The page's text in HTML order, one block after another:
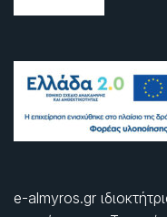
e-almyros.gr